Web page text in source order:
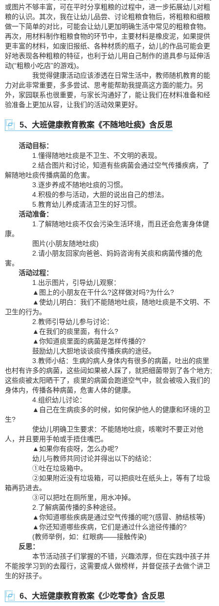
或图片不够丰富，可在平时分享粗粮的过程中，进一步拓展幼儿对粗
粮的认识。其次，我在让幼儿品尝、讨论粗粮食物后，将粗粮和细粮
做一下简单的对比，可能会让幼儿更加明确生活中常见的粗粮食物。
再次，用材料制作粗粮食物的环节中，主要材料是橡皮泥，如果提供
更丰富的材料，如废旧报纸、各种材质的瓶子，幼儿的作品可能会更
好地表现各种粗粮的特征，也利于幼儿用自己制作的道具参与延伸活
动(“粗粮小吃店”的游戏)。
我觉得健康活动应该渗透在日常生活中，教师随机教育的能
力对此非常重要，多多尝试、思考能帮助我提高这方面的能力。另
外，家园联系也很重要，与家长沟通好了，能让我们在材料准备和经
验准备上更加从容，让我们的活动效果更好。
5、大班健康教育教案《不随地吐痰》含反思
活动目标：
1.懂得随地吐痰是不卫生、不文明的表现。
2.结合图片和讨论，知道有些病菌会通过空气传播疾病，了
解随地吐痰传播病菌的危害。
3.逐步养成不随地吐痰的习惯。
4.积极的参与活动，大胆的说出自己的想法。
5.教育幼儿养成清洁卫生的好习惯。
活动准备：
1.了解随地吐痰不仅会污染生活环境，而且还会危害身体健
康。
图片(小朋友随地吐痰)
2.请小朋友回家向爸爸、妈妈咨询有关痰和病菌传播的危
害。
活动过程：
1.出示图片，引导幼儿观察：
▲图上的小朋友在干什么?这样做对吗?为什么?
▲使幼儿明白：我们不能随地吐痰，随地吐痰是不文明、不
卫生的行为。
2.教师引导幼儿参与讨论：
▲在我们的痰里面，有什么?
▲你知道痰里面的病菌是怎样传播的?
鼓励幼儿大胆地谈谈痰传播疾病的途径。
3.教师小结：生病的病人身体内有很多的病菌，吐出的痰里
也村有许多的病菌，这些闼如果被人踩了，就把细菌带到了各个地方;
这些痰被太阳晒干了，痰里的病菌会跑道空气中，就会被吸入我们的
身体内，传播各种病菌，危害人体的健康。
4.组织幼儿讨论：
▲自己在生病痰多的时候，如何保护他人的健康和环境的卫
生?
使幼儿明确卫生要求：不能随地吐痰，咳嗽时不要正对他
人，并且要用手帕或手捂住嘴巴。
▲如果你有痰呀，怎么办呢?
幼儿与教师共同讨论并得出以下的结论：
①吐在垃圾箱中。
②如果附近没有垃圾箱，可以把痰吐在纸头上，等有了垃圾
箱再扔进去。
③可以把吐在厕所里，用水冲掉。
2.了解病菌传播的多种途径。
▲你知道哪些疾病是通过空气传播的呢?(感冒、肺结核等)
▲你还知道哪些疾病，它们是通过什么途径传播的?
(教师举例，如：红眼病——接触传染)
反思：
本节活动孩子们掌握的不错，兴趣浓厚，但在实践中孩子并
不能按学习到的去履行，这需要成人做榜样，并督促孩子去做个讲卫
生的好孩子。
6、大班健康教育教案《少吃零食》含反思